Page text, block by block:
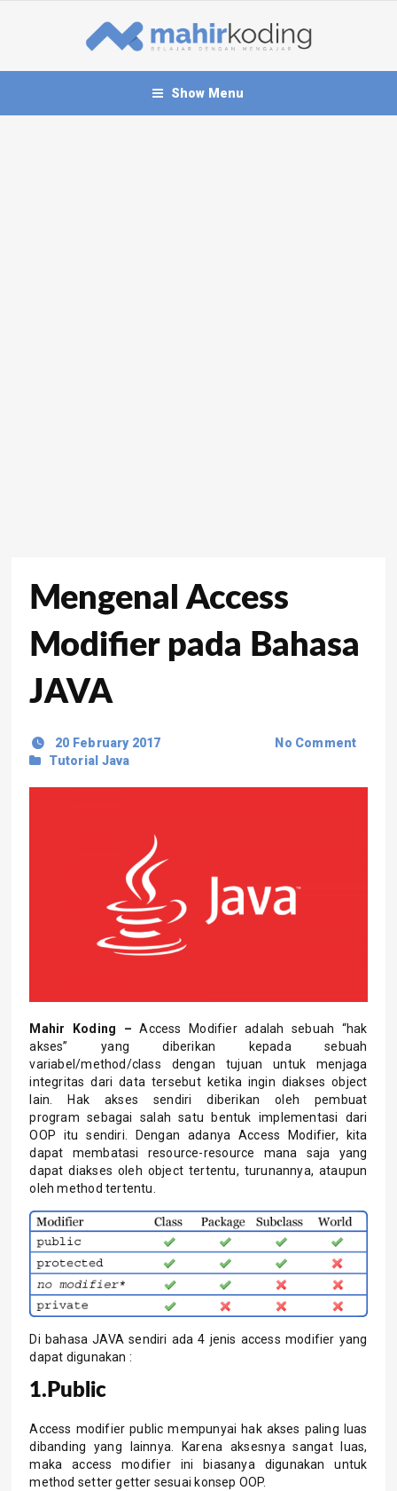
Show Menu
Mengenal Access
Modifier pada Bahasa
JAVA
20 February 2017
No Comment
Tutorial Java
Mahir Koding – Access Modifier adalah sebuah “hak
akses” yang diberikan kepada sebuah
variabel/method/class dengan tujuan untuk menjaga
integritas dari data tersebut ketika ingin diakses object
lain. Hak akses sendiri diberikan oleh pembuat
program sebagai salah satu bentuk implementasi dari
OOP itu sendiri. Dengan adanya Access Modifier, kita
dapat membatasi resource-resource mana saja yang
dapat diakses oleh object tertentu, turunannya, ataupun
oleh method tertentu.
Di bahasa JAVA sendiri ada 4 jenis access modifier yang
dapat digunakan :
1.Public
Access modifier public mempunyai hak akses paling luas
dibanding yang lainnya. Karena aksesnya sangat luas,
maka access modifier ini biasanya digunakan untuk
method setter getter sesuai konsep OOP.